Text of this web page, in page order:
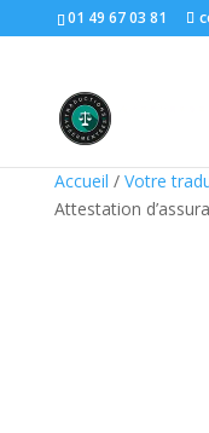
01 49 67 03 81
Accueil / Votre
Attestation